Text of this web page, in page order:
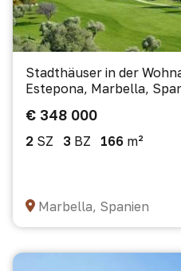
Stadthäuser in der
Estepona, Marbella,
€ 348 000
2 SZ 3 BZ 166 m²
Marbella, Spanien